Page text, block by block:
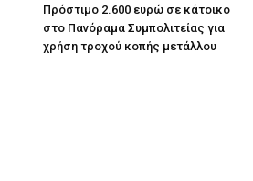
Πρόστιμο 2.600 ευρώ σε κάτοικο
στο Πανόραμα Συμπολιτείας για
χρήση τροχού κοπής μετάλλου